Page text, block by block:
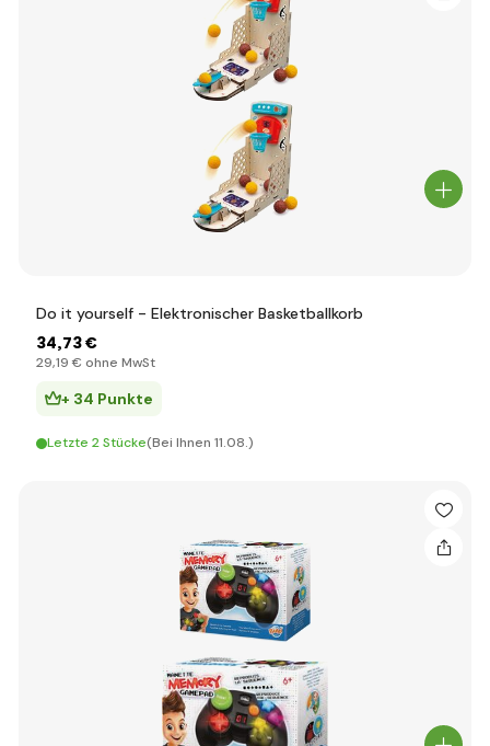
Do it yourself - Elektronischer Basketballkorb
34,73 €
29,19 € ohne MwSt
+ 34 Punkte
Letzte 2 Stücke(Bei Ihnen 11.08.)